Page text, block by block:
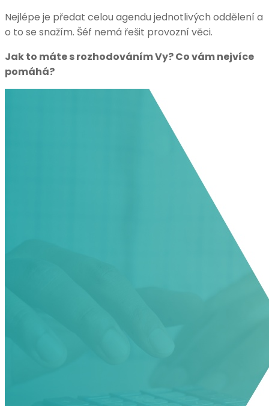
Nejlépe je předat celou agendu jednotlivých oddělení a
o to se snažím. Šéf nemá řešit provozní věci.
Jak to máte s rozhodováním Vy? Co vám nejvíce
pomáhá?